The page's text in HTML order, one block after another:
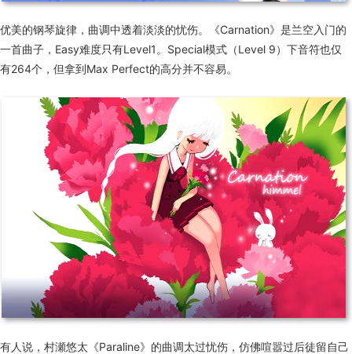
优美的钢琴旋律，曲调中透着淡淡的忧伤。《Carnation》是兰空入门的
一首曲子，Easy难度只有Level1。Special模式（Level 9）下音符也仅
有264个，但拿到Max Perfect的高分并不容易。
有人说，村瀬悠太《Paraline》的曲调太过忧伤，仿佛喧嚣过后徒留自己